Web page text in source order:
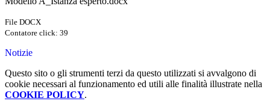
File DOCX
Contatore click: 39
Notizie
Questo sito o gli strumenti terzi da questo utilizzati si avvalgono di
cookie necessari al funzionamento ed utili alle finalità illustrate nella
COOKIE POLICY.